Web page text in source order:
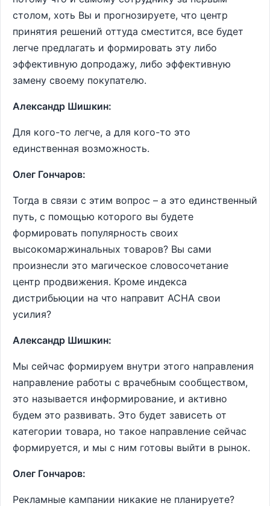
столом, хоть Вы и прогнозируете, что центр
принятия решений оттуда сместится, все будет
легче предлагать и формировать эту либо
эффективную допродажу, либо эффективную
замену своему покупателю.
Александр Шишкин:
Для кого-то легче, а для кого-то это
единственная возможность.
Олег Гончаров:
Тогда в связи с этим вопрос – а это единственный
путь, с помощью которого вы будете
формировать популярность своих
высокомаржинальных товаров? Вы сами
произнесли это магическое словосочетание
центр продвижения. Кроме индекса
дистрибьюции на что направит АСНА свои
усилия?
Александр Шишкин:
Мы сейчас формируем внутри этого направления
направление работы с врачебным сообществом,
это называется информирование, и активно
будем это развивать. Это будет зависеть от
категории товара, но такое направление сейчас
формируется, и мы с ним готовы выйти в рынок.
Олег Гончаров:
Рекламные кампании никакие не планируете?